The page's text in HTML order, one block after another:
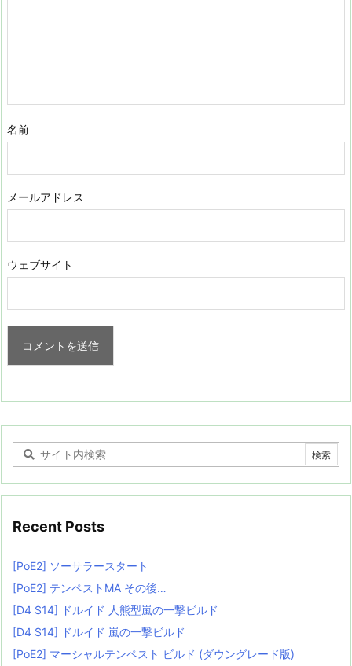
名前
メールアドレス
ウェブサイト
Recent Posts
[PoE2] ソーサラースタート
[PoE2] テンペストMA その後…
[D4 S14] ドルイド 人熊型嵐の一撃ビルド
[D4 S14] ドルイド 嵐の一撃ビルド
[PoE2] マーシャルテンペスト ビルド (ダウングレード版)